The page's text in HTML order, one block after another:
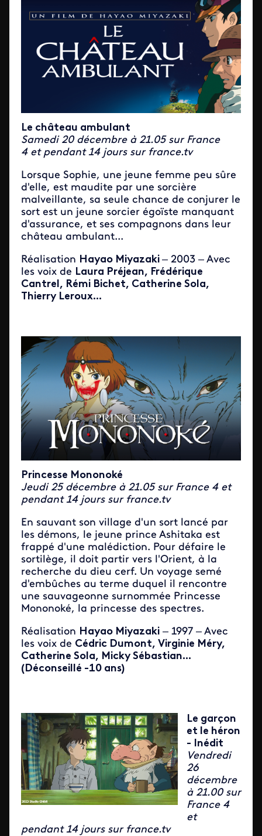
Le château ambulant
Samedi 20 décembre à 21.05 sur France
4 et pendant 14 jours sur france.tv
Lorsque Sophie, une jeune femme peu sûre
d'elle, est maudite par une sorcière
malveillante, sa seule chance de conjurer le
sort est un jeune sorcier égoïste manquant
d'assurance, et ses compagnons dans leur
château ambulant...
Réalisation Hayao Miyazaki – 2003 – Avec
les voix de Laura Préjean, Frédérique
Cantrel, Rémi Bichet, Catherine Sola,
Thierry Leroux...
Princesse Mononoké
Jeudi 25 décembre à 21.05 sur France 4 et
pendant 14 jours sur france.tv
En sauvant son village d'un sort lancé par
les démons, le jeune prince Ashitaka est
frappé d'une malédiction. Pour défaire le
sortilège, il doit partir vers l'Orient, à la
recherche du dieu cerf. Un voyage semé
d'embûches au terme duquel il rencontre
une sauvageonne surnommée Princesse
Mononoké, la princesse des spectres.
Réalisation Hayao Miyazaki – 1997 – Avec
les voix de Cédric Dumont, Virginie Méry,
Catherine Sola, Micky Sébastian...
(Déconseillé -10 ans)
Le garçon
et le héron
- Inédit
Vendredi
26
décembre
à 21.00 sur
France 4
et
pendant 14 jours sur france.tv